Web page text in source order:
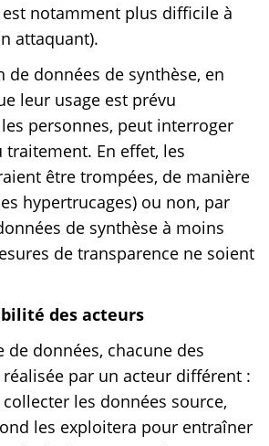
est notamment plus difficile à
attaquant).
de données de synthèse, en
leur usage est prévu
personnes, peut interroger
En effet, les
être trompées, de manière
hypertrucages) ou non, par
de synthèse à moins
de transparence ne soient
des acteurs
de données, chacune des
par un acteur différent :
les données source,
les exploitera pour entraîner